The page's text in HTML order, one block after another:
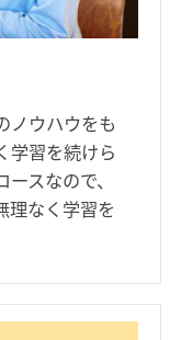
ノウハウをも
学習を続けら
スなので、
理なく学習を